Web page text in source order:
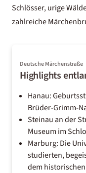
Schlösser, urige
zahlreiche
Deutsche Märchenstraße
Highlights
Hanau:
Brüder-Grimm-
Steinau an der
Museum im
Marburg: Die
studierten,
dem